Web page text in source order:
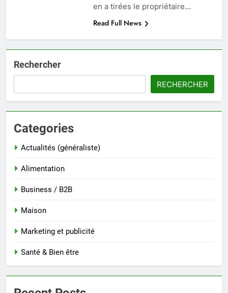
en a tirées le propriétaire…
Read Full News
Rechercher
RECHERCHER
Categories
Actualités (généraliste)
Alimentation
Business / B2B
Maison
Marketing et publicité
Santé & Bien être